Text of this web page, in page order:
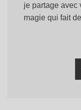
je partage avec
magie qui fait